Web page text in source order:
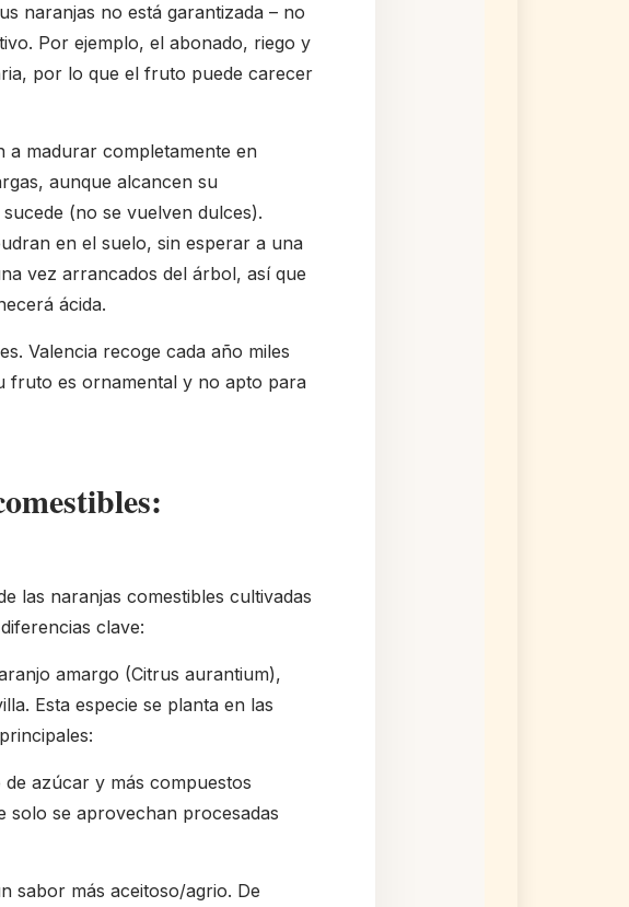
naranjas no está garantizada – no
Por ejemplo, el abonado, riego y
por lo que el fruto puede carecer
a madurar completamente en
aunque alcancen su
(no se vuelven dulces).
en el suelo, sin esperar a una
vez arrancados del árbol, así que
ácida.
Valencia recoge cada año miles
fruto es ornamental y no apto para
las naranjas comestibles cultivadas
clave:
amargo (Citrus aurantium),
Esta especie se planta en las
azúcar y más compuestos
solo se aprovechan procesadas
sabor más aceitoso/agrio. De